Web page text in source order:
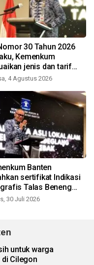
30 Tahun 2026
Kemenkum
jenis dan tarif
4 Agustus 2026
Banten
sertifikat Indikasi
Talas Beneng
30 Juli 2026
untuk warga
Cilegon